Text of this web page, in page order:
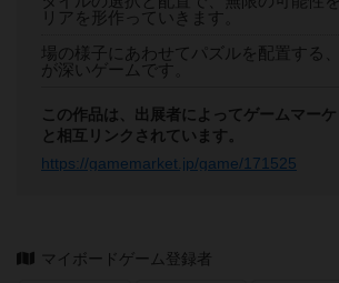
リアを形作っていきます。
場の様子にあわせてパズルを配置する
が深いゲームです。
この作品は、出展者によってゲームマー
と相互リンクされています。
https://gamemarket.jp/game/171525
マイボードゲーム登録者